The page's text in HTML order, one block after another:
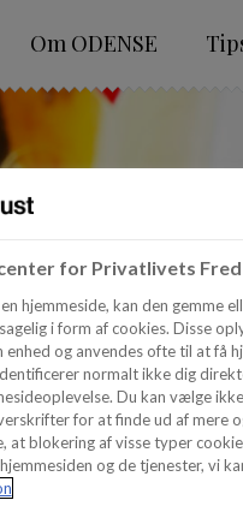
Om ODENSE
for Privatlivets Fred
hjemmeside, kan den gemme
i form af cookies. Disse
og anvendes ofte til at få
normalt ikke dig
Du kan vælge
for at finde ud af mere
at blokering af visse typer
og de tjenester, vi